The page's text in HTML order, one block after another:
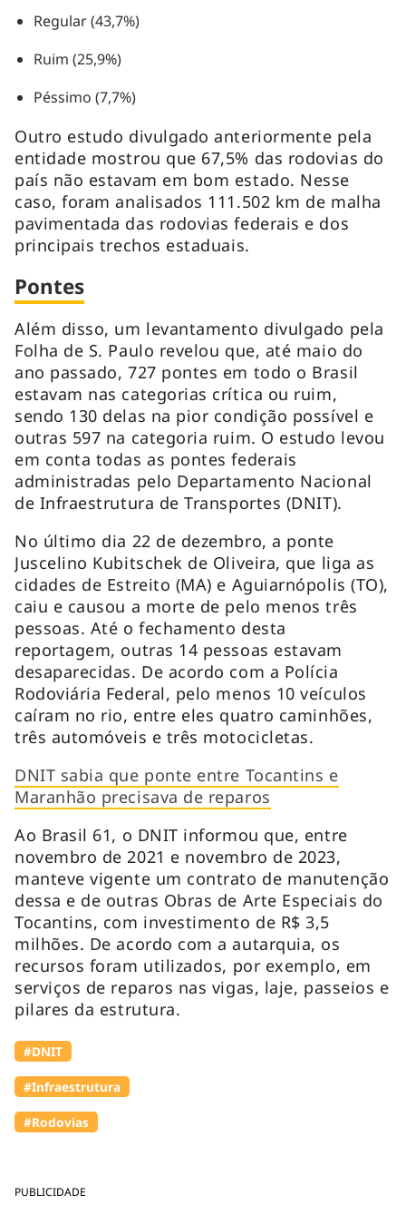
PUBLICIDADE
Regular (43,7%)
Ruim (25,9%)
Péssimo (7,7%)
Outro estudo divulgado anteriormente pela
entidade mostrou que 67,5% das rodovias do
país não estavam em bom estado. Nesse
caso, foram analisados 111.502 km de malha
pavimentada das rodovias federais e dos
principais trechos estaduais.
Pontes
Além disso, um levantamento divulgado pela
Folha de S. Paulo revelou que, até maio do
ano passado, 727 pontes em todo o Brasil
estavam nas categorias crítica ou ruim,
sendo 130 delas na pior condição possível e
outras 597 na categoria ruim. O estudo levou
em conta todas as pontes federais
administradas pelo Departamento Nacional
de Infraestrutura de Transportes (DNIT).
No último dia 22 de dezembro, a ponte
Juscelino Kubitschek de Oliveira, que liga as
cidades de Estreito (MA) e Aguiarnópolis (TO),
caiu e causou a morte de pelo menos três
pessoas. Até o fechamento desta
reportagem, outras 14 pessoas estavam
desaparecidas. De acordo com a Polícia
Rodoviária Federal, pelo menos 10 veículos
caíram no rio, entre eles quatro caminhões,
três automóveis e três motocicletas.
DNIT sabia que ponte entre Tocantins e
Maranhão precisava de reparos
Ao Brasil 61, o DNIT informou que, entre
novembro de 2021 e novembro de 2023,
manteve vigente um contrato de manutenção
dessa e de outras Obras de Arte Especiais do
Tocantins, com investimento de R$ 3,5
milhões. De acordo com a autarquia, os
recursos foram utilizados, por exemplo, em
serviços de reparos nas vigas, laje, passeios e
pilares da estrutura.
#DNIT
#Infraestrutura
#Rodovias